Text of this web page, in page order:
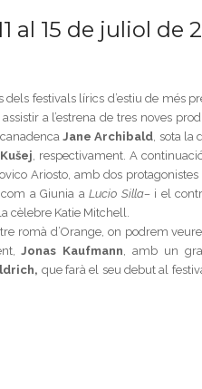
al 15 de juliol de
festivals lírics d’estiu de més
a l’estrena de tres noves
Jane Archibald, sota la
, respectivament. A
Ariosto, amb dos
a Giunia aLucio Silla–i el
cèlebre Katie Mitchell.
romà d’Orange, on podrem
Jonas Kaufmann, amb un
que farà el seu debut al